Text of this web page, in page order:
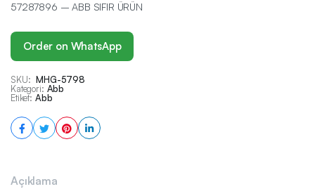
57287896 – ABB SIFIR ÜRÜN
Order on WhatsApp
SKU: MHG-5798
Kategori: Abb
Etiket: Abb
Açıklama